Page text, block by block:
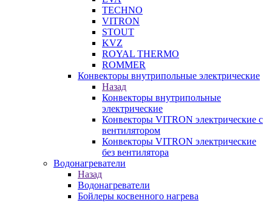
TECHNO
VITRON
STOUT
KVZ
ROYAL THERMO
ROMMER
Конвекторы внутрипольные электрические
Назад
Конвекторы внутрипольные
электрические
Конвекторы VITRON электрические с
вентилятором
Конвекторы VITRON электрические
без вентилятора
Водонагреватели
Назад
Водонагреватели
Бойлеры косвенного нагрева